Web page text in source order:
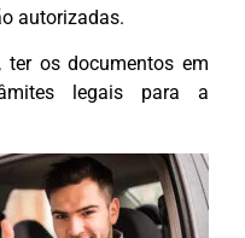
autorizadas.
ter os documentos em
legais para a